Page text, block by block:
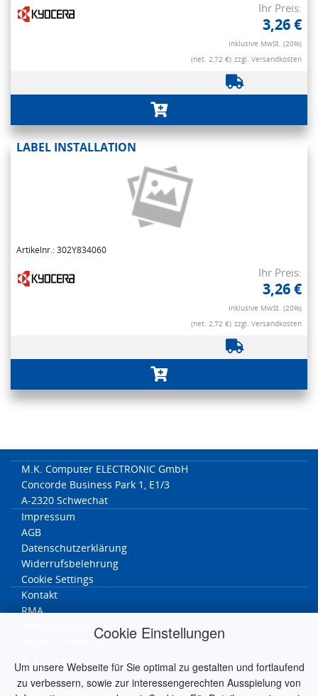
Cookie Einstellungen
Um unsere Webseite für Sie optimal zu gestalten und fortlaufend
zu verbessern, sowie zur interessengerechten Ausspielung von
Ihr Preis:
3,26 €
Inklusive MwSt. (20%)
(net. 2,72 €) zzgl. Versandkosten
LABEL INSTALLATION
Artikelnr.: 302Y834060
Ihr Preis:
3,26 €
Inklusive MwSt. (20%)
(net. 2,72 €) zzgl. Versandkosten
M.K. Computer ELECTRONIC GmbH
Concorde Business Park 1, E1/3
A-2320 Schwechat
Impressum
AGB
Datenschutzerklärung
Widerrufsbelehrung
Cookie Settings
Kontakt
RMA
Widerrufformular
MK Worldwide
Deutschland